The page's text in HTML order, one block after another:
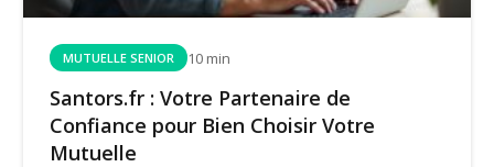
MUTUELLE SENIOR 10 min
Santors.fr : Votre Partenaire de
Confiance pour Bien Choisir Votre
Mutuelle